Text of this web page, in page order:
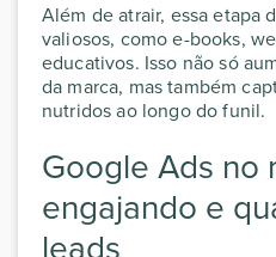
Além de atrair, essa etapa
valiosos, como e-books,
educativos. Isso não só
da marca, mas também
nutridos ao longo do funil.
Google Ads no
engajando e